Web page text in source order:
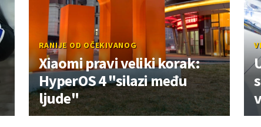
RANIJE OD OČEKIVANOG
Xiaomi pravi veliki korak:
HyperOS 4 "silazi među
ljude"